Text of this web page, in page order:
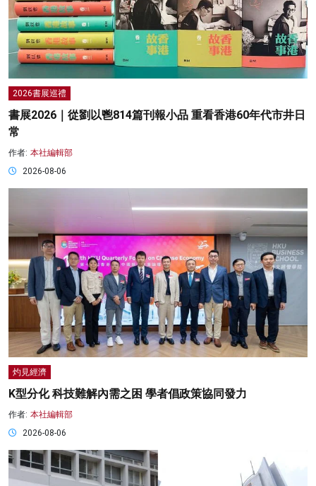
2026書展巡禮
書展2026｜從劉以鬯814篇刊報小品 重看香港60年代市井日
常
作者: 本社編輯部
2026-08-06
灼見經濟
K型分化 科技難解內需之困 學者倡政策協同發力
作者: 本社編輯部
2026-08-06